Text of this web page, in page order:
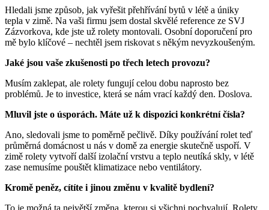
Hledali jsme způsob, jak vyřešit přehřívání bytů v létě a úniky
tepla v zimě. Na vaši firmu jsem dostal skvělé reference ze SVJ
Zázvorkova, kde jste už rolety montovali. Osobní doporučení pro
mě bylo klíčové – nechtěl jsem riskovat s někým nevyzkoušeným.
Jaké jsou vaše zkušenosti po třech letech provozu?
Musím zaklepat, ale rolety fungují celou dobu naprosto bez
problémů. Je to investice, která se nám vrací každý den. Doslova.
Mluvil jste o úsporách. Máte už k dispozici konkrétní čísla?
Ano, sledovali jsme to poměrně pečlivě. Díky používání rolet teď
průměrná domácnost u nás v domě za energie skutečně uspoří. V
zimě rolety vytvoří další izolační vrstvu a teplo neutíká skly, v létě
zase nemusíme pouštět klimatizace nebo ventilátory.
Kromě peněz, cítíte i jinou změnu v kvalitě bydlení?